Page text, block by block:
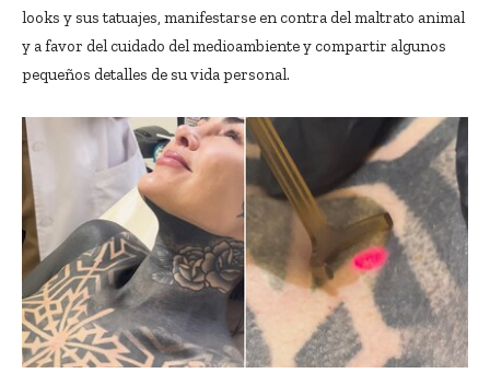
looks y sus tatuajes, manifestarse en contra del maltrato animal
y a favor del cuidado del medioambiente y compartir algunos
pequeños detalles de su vida personal.